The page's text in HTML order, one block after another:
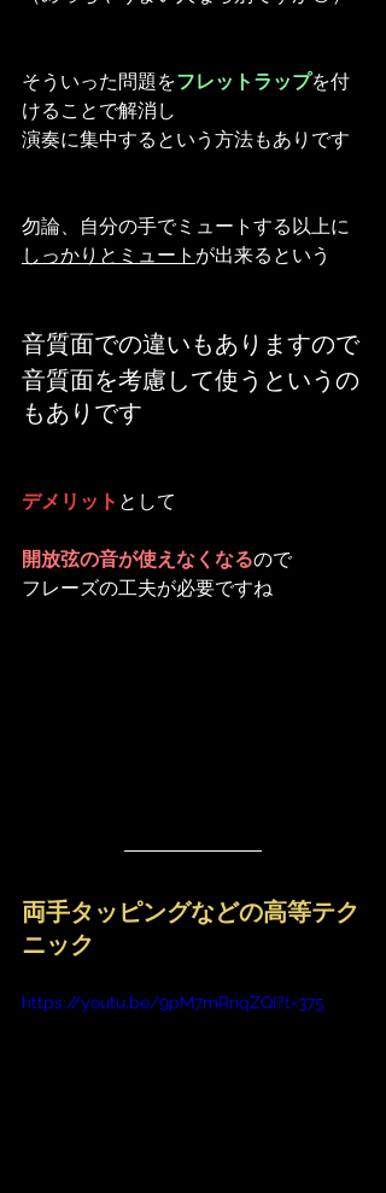
そういった問題をフレットラップを付
けることで解消し
演奏に集中するという方法もありです
勿論、自分の手でミュートする以上に
しっかりとミュート が出来るという
音質面での違いもありますので
音質面を考慮して使うというの
もありです
デメリット として
開放弦の音が使えなくなるので
フレーズの工夫が必要ですね
両手タッピングなどの高等テク
ニック
https://youtu.be/9pM7mRnqZQI?t=375